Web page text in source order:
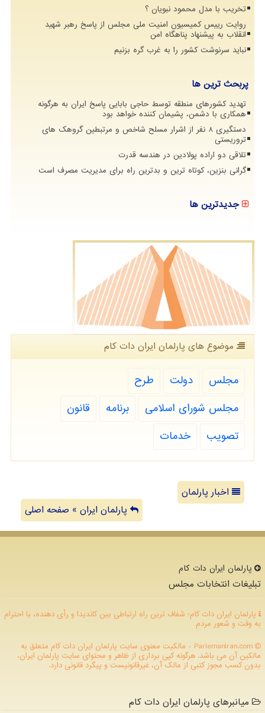
تخریب با مدل محمود نبویان ؟
روایت رییس کمیسیون امنیت ملی مجلس از پاسخ رهبر شهید
انقلاب به پیشنهاد پناهگاه امن
نباید سرنوشت کشور را به غرب گره بزنیم
پربحث ترین ها
تهدید کشورهای منطقه توسط حاجی بابایی پاسخ ایران به هرگونه
همکاری با دشمن، پشیمان کننده خواهد بود
دستگیری 8 نفر از اشرار مسلح شاخص و مرتبطین گروهک های
تروریستی
تلاقی دو اراده پولادین در هندسه قدرت
گرانی بنزین، کوتاه ترین و بدترین راه برای مدیریت مصرف است
جدیدترین ها
موضوع های پارلمان ایران دات كام
مجلس دولت
طرح
مجلس شورای اسلامی
برنامه
قانون
تصویب
خدمات
اخبار پارلمان
پارلمان ایران » صفحه اصلی
پارلمان ایران دات كام
تبلیغات انتخابات مجلس
پارلمان ایران دات کام؛ شفاف ترین راه ارتباطی بین کاندیدا و رأی دهنده، با احترام
به وقت و شعور مردم
ParlemanIran.com - مالکیت معنوی سایت پارلمان ایران دات كام متعلق به
مالکین آن می باشد. هرگونه کپی برداری از ظاهر و محتوای سایت پارلمان ایران،
بدون کسب مجوز کتبی از مالک آن، غیرقانونیست و پیگرد قانونی دارد.
میانبرهای پارلمان ایران دات کام